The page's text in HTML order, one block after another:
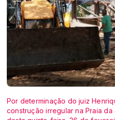
Por determinação do juiz
construção irregular na Praia